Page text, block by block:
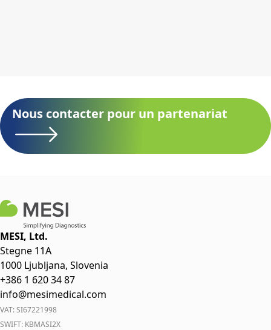
Nous contacter pour un partenariat
MESI, Ltd.
Stegne 11A
1000 Ljubljana, Slovenia
+386 1 620 34 87
info@mesimedical.com
VAT: SI67221998
SWIFT: KBMASI2X